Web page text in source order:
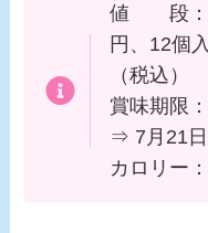
値 段：5
円、12個
（税込）
賞味期限
⇒ 7月21日
カロリー